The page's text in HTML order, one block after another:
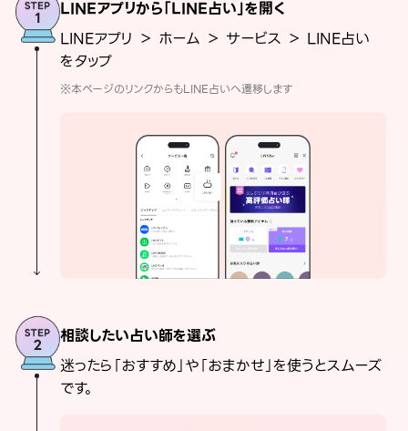
LINEアプリから「LINE占い」を開く
LINEアプリ ＞ ホーム ＞ サービス ＞ LINE占い
をタップ
※本ページのリンクからもLINE占いへ遷移します
相談したい占い師を選ぶ
迷ったら「おすすめ」や「おまかせ」を使うとスムーズ
です。